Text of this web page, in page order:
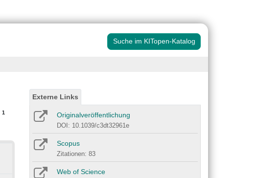
Suche im KITopen-Katalog
1
Externe Links
Originalveröffentlichung
DOI: 10.1039/c3dt32961e
Scopus
Zitationen: 83
Web of Science